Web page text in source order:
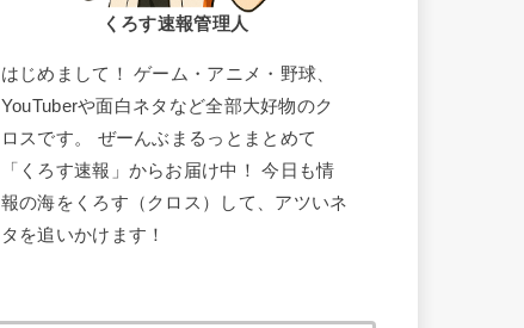
くろす速報管理人
はじめまして！ ゲーム・アニメ・野球、
YouTuberや面白ネタなど全部大好物のク
ロスです。 ぜーんぶまるっとまとめて
「くろす速報」からお届け中！ 今日も情
報の海をくろす（クロス）して、アツいネ
タを追いかけます！